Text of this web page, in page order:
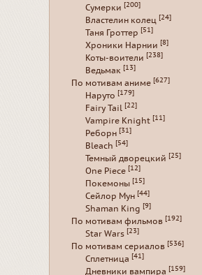
Сумерки [200]
Властелин колец [24]
Таня Гроттер [51]
Хроники Нарнии [8]
Коты-воители [238]
Ведьмак [13]
По мотивам аниме [627]
Наруто [179]
Fairy Tail [22]
Vampire Knight [11]
Реборн [31]
Bleach [54]
Темный дворецкий [25]
One Piece [12]
Покемоны [15]
Сейлор Мун [44]
Shaman King [9]
По мотивам фильмов [192]
Star Wars [23]
По мотивам сериалов [536]
Сплетница [41]
Дневники вампира [159]